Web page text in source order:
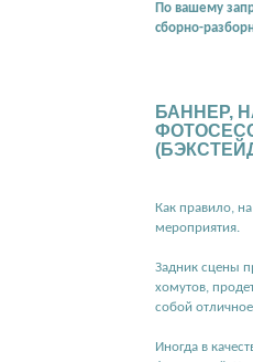
По вашему
сборно-
БАННЕР,
Как правило,
мероприятия.
Задник сцены
хомутов,
собой
Иногда в